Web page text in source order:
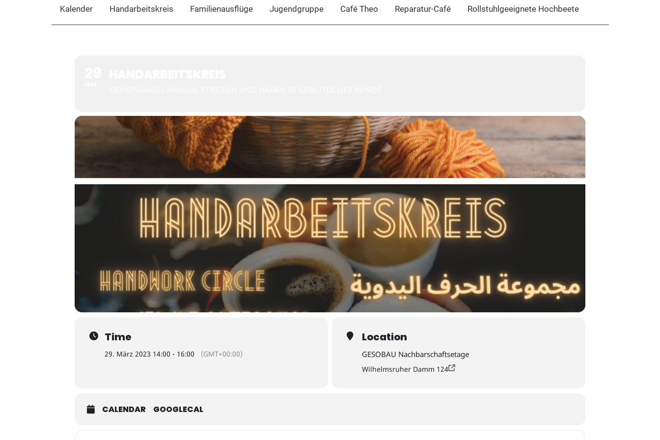
Kalender Handarbeitskreis Familienausflüge Jugendgruppe Café Theo Reparatur-Café Rollstuhlgeeignete Hochbeete
Time
29. März 2023 14:00 - 16:00 (GMT+00:00)
Location
GESOBAU Nachbarschaftsetage
Wilhelmsruher Damm 124
CALENDAR GOOGLECAL